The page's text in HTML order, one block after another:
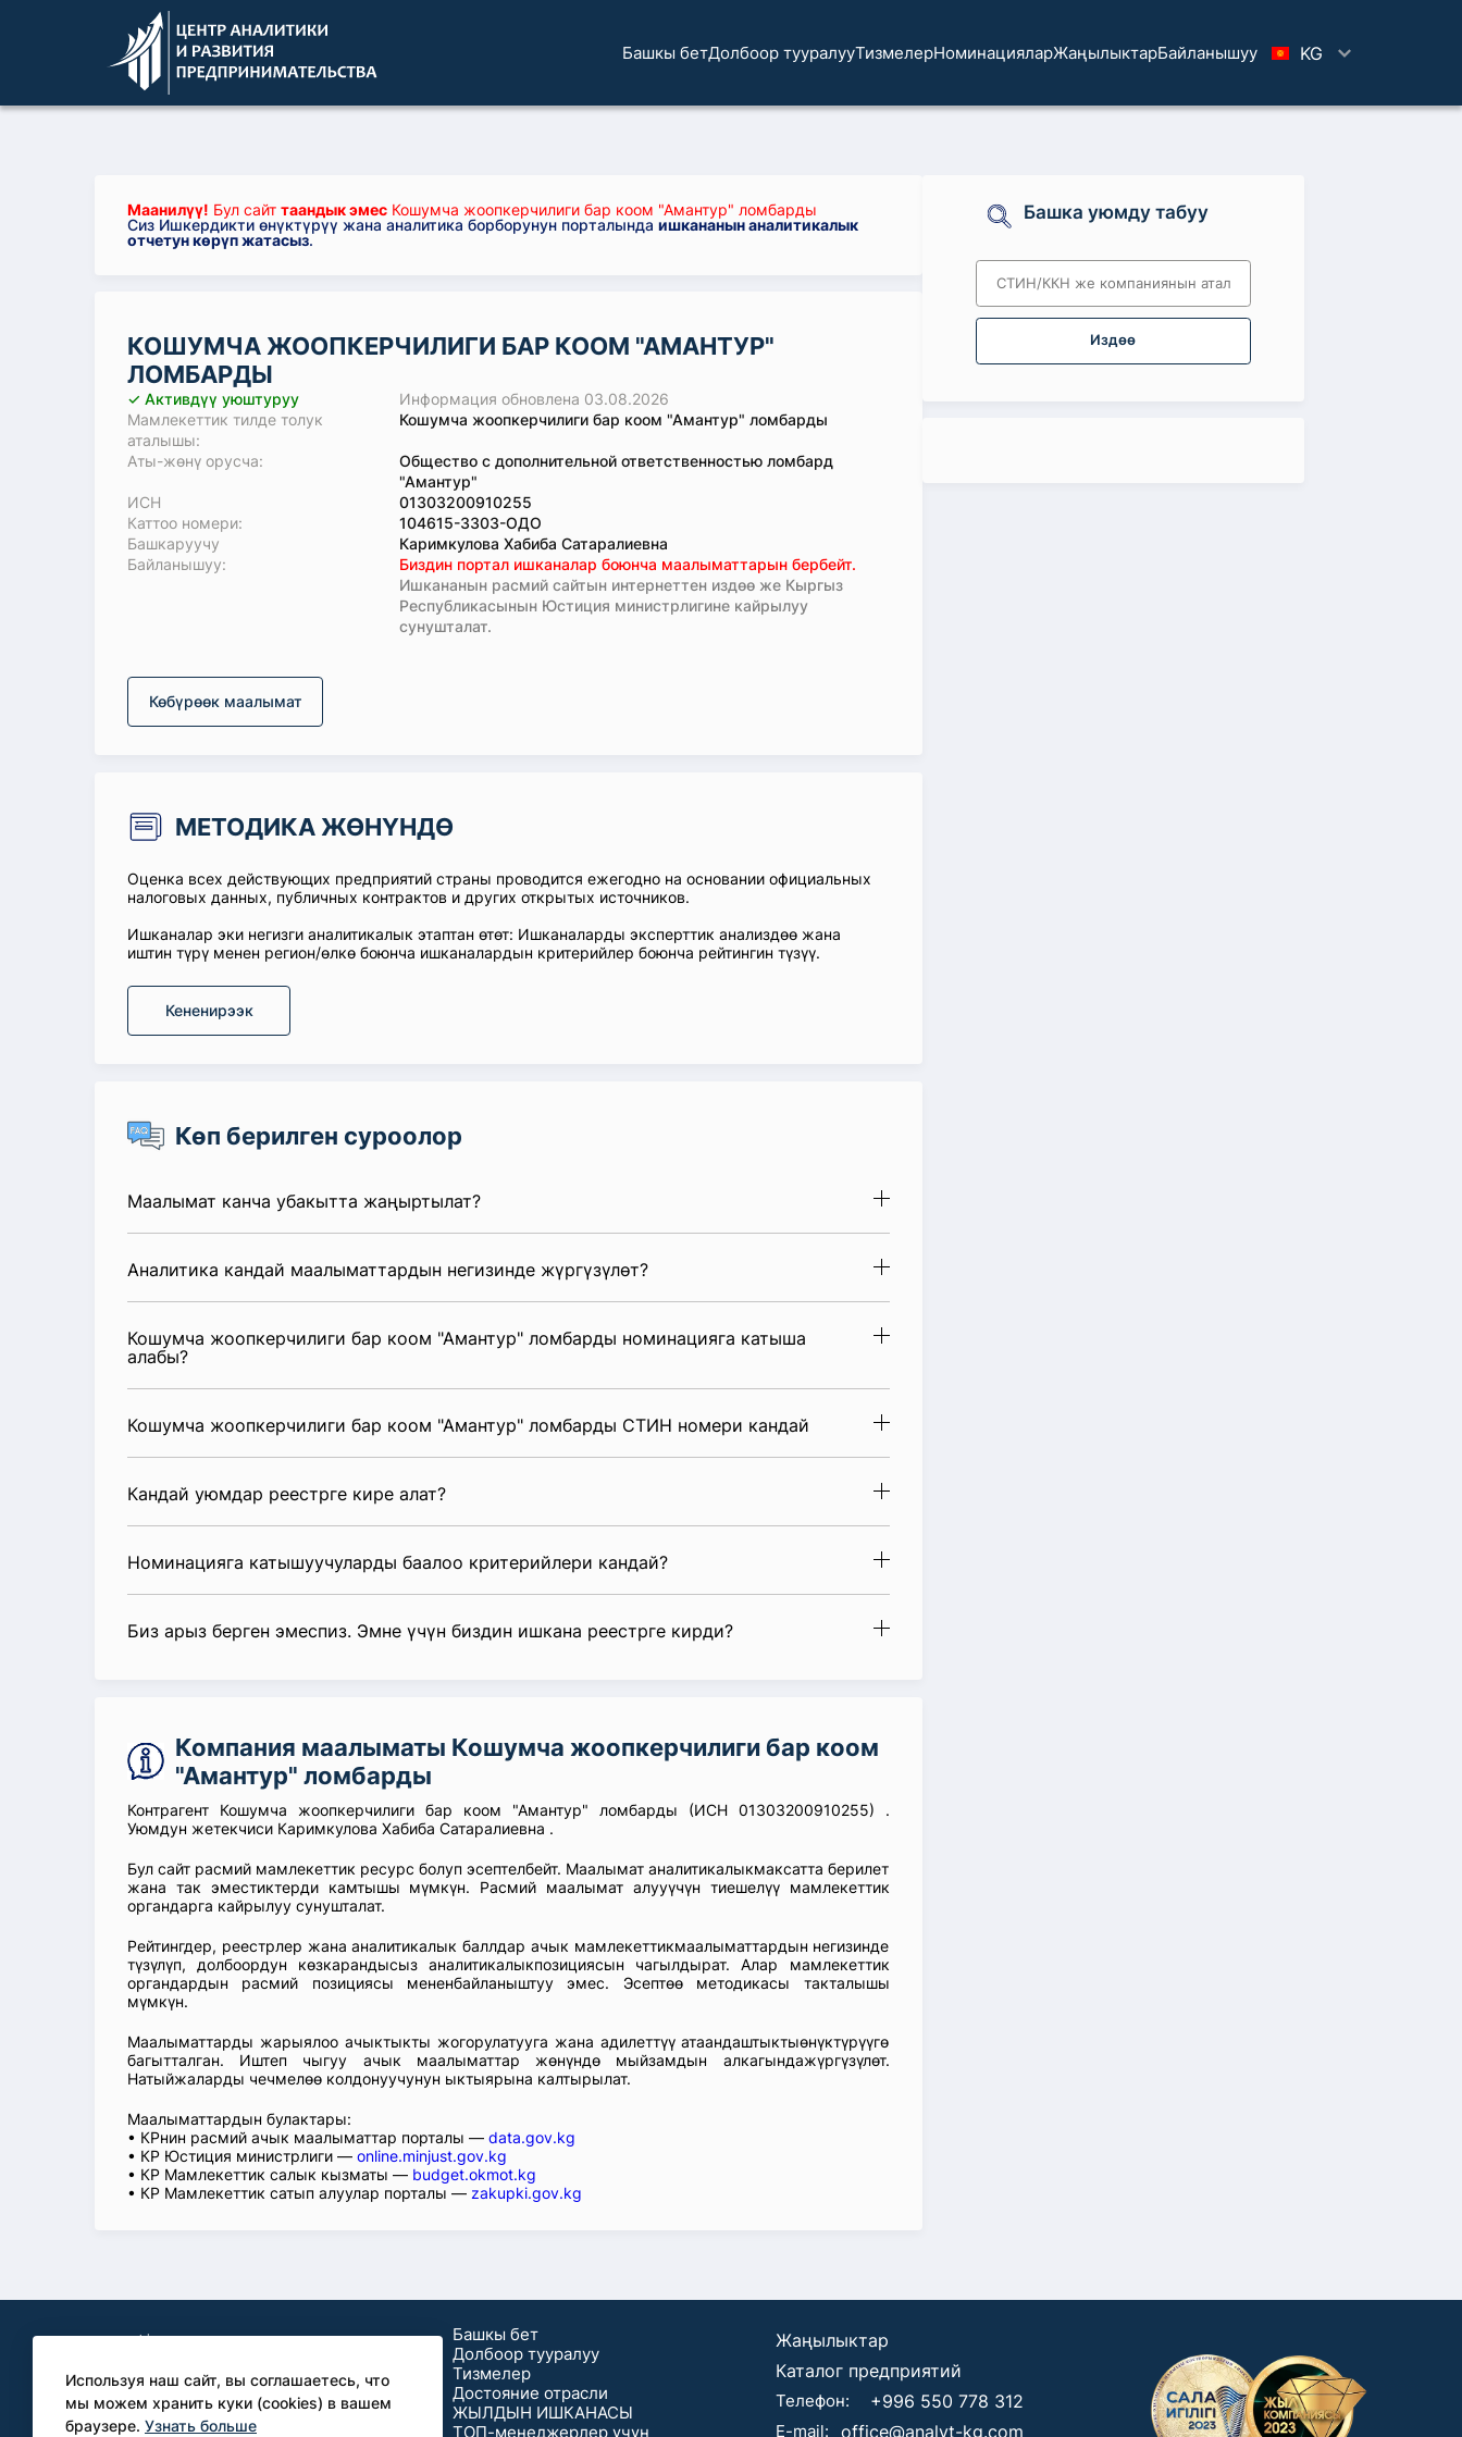
Башкы бетДолбоор тууралууТизмелерНоминацияларЖаңылыктарБайланышуу KG
Маанилүү! Бул сайт таандык эмес Кошумча жоопкерчилиги бар коом "Амантур" ломбарды
Сиз Ишкердикти өнүктүрүү жана аналитика борборунун порталында ишкананын аналитикалык
отчетун көрүп жатасыз.
КОШУМЧА ЖООПКЕРЧИЛИГИ БАР КООМ "АМАНТУР"
ЛОМБАРДЫ
✓ Активдүү уюштуруу
Информация обновлена 03.08.2026
Мамлекеттик тилде толук
аталышы:
Кошумча жоопкерчилиги бар коом "Амантур" ломбарды
Аты-жөнү орусча:
Общество с дополнительной ответственностью ломбард
"Амантур"
ИСН
01303200910255
Каттоо номери:
104615-3303-ОДО
Башкаруучу
Каримкулова Хабиба Сатаралиевна
Байланышуу:
Биздин портал ишканалар боюнча маалыматтарын бербейт.
Ишкананын расмий сайтын интернеттен издөө же Кыргыз
Республикасынын Юстиция министрлигине кайрылуу
сунушталат.
Көбүрөөк маалымат
МЕТОДИКА ЖӨНҮНДӨ
Оценка всех действующих предприятий страны проводится ежегодно на основании официальных
налоговых данных, публичных контрактов и других открытых источников.
Ишканалар эки негизги аналитикалык этаптан өтөт: Ишканаларды эксперттик анализдөө жана
иштин түрү менен регион/өлкө боюнча ишканалардын критерийлер боюнча рейтингин түзүү.
Кененирээк
Көп берилген суроолор
Маалымат канча убакытта жаңыртылат?
Аналитика кандай маалыматтардын негизинде жүргүзүлөт?
Кошумча жоопкерчилиги бар коом "Амантур" ломбарды номинацияга катыша
алабы?
Кошумча жоопкерчилиги бар коом "Амантур" ломбарды СТИН номери кандай
Кандай уюмдар реестрге кире алат?
Номинацияга катышуучуларды баалоо критерийлери кандай?
Биз арыз берген эмеспиз. Эмне үчүн биздин ишкана реестрге кирди?
Компания маалыматы Кошумча жоопкерчилиги бар коом
"Амантур" ломбарды
Контрагент Кошумча жоопкерчилиги бар коом "Амантур" ломбарды (ИСН 01303200910255) .
Уюмдун жетекчиси Каримкулова Хабиба Сатаралиевна .
Бул сайт расмий мамлекеттик ресурс болуп эсептелбейт. Маалымат аналитикалыкмаксатта берилет
жана так эместиктерди камтышы мүмкүн. Расмий маалымат алууүчүн тиешелүү мамлекеттик
органдарга кайрылуу сунушталат.
Рейтингдер, реестрлер жана аналитикалык баллдар ачык мамлекеттикмаалыматтардын негизинде
түзүлүп, долбоордун көзкарандысыз аналитикалыкпозициясын чагылдырат. Алар мамлекеттик
органдардын расмий позициясы мененбайланыштуу эмес. Эсептөө методикасы такталышы
мүмкүн.
Маалыматтарды жарыялоо ачыктыкты жогорулатууга жана адилеттүү атаандаштыктыөнүктүрүүгө
багытталган. Иштеп чыгуу ачык маалыматтар жөнүндө мыйзамдын алкагындажүргүзүлөт.
Натыйжаларды чечмелөө колдонуучунун ыктыярына калтырылат.
Маалыматтардын булактары:
• КРнин расмий ачык маалыматтар порталы — data.gov.kg
• КР Юстиция министрлиги — online.minjust.gov.kg
• КР Мамлекеттик салык кызматы — budget.okmot.kg
• КР Мамлекеттик сатып алуулар порталы — zakupki.gov.kg
Башка уюмду табуу
Издөө
Используя наш сайт, вы соглашаетесь, что
мы можем хранить куки (cookies) в вашем
браузере. Узнать больше
Башкы бет
Долбоор тууралуу
Тизмелер
Достояние отрасли
ЖЫЛДЫН ИШКАНАСЫ
ТОП-менеджерлер үчүн
Жаңылыктар
Каталог предприятий
Телефон: +996 550 778 312
E-mail: office@analyt-kg.com